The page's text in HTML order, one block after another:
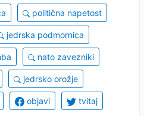
politična napetost
jedrska podmornica
nato zavezniki
jedrsko orožje
objavi tvitaj